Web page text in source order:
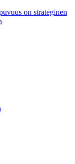
on strateginen